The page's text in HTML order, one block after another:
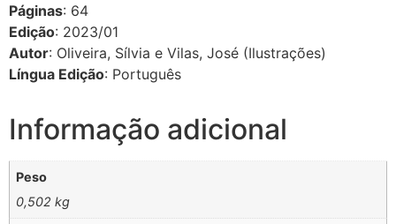
Páginas: 64
Edição: 2023/01
Autor: Oliveira, Sílvia e Vilas, José (Ilustrações)
Língua Edição: Português
Informação adicional
Peso
0,502 kg